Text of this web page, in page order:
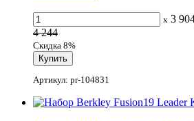
x 3
4 244
Скидка 8%
Артикул: pr-104831